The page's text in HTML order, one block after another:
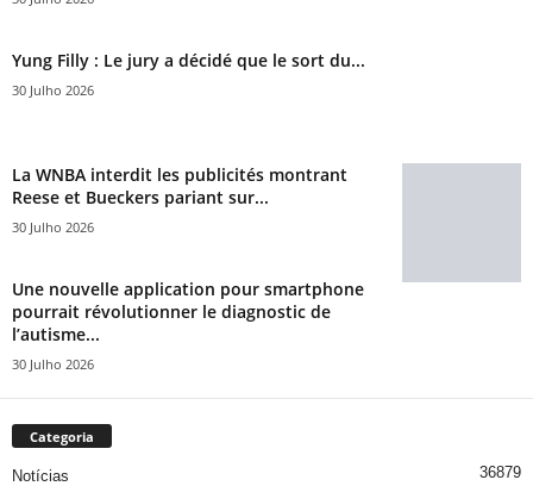
Yung Filly : Le jury a décidé que le sort du...
30 Julho 2026
La WNBA interdit les publicités montrant
Reese et Bueckers pariant sur...
30 Julho 2026
Une nouvelle application pour smartphone
pourrait révolutionner le diagnostic de
l’autisme...
30 Julho 2026
Categoria
Notícias 36879